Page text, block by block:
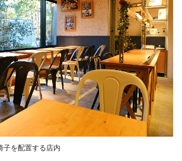
子を配置する店内